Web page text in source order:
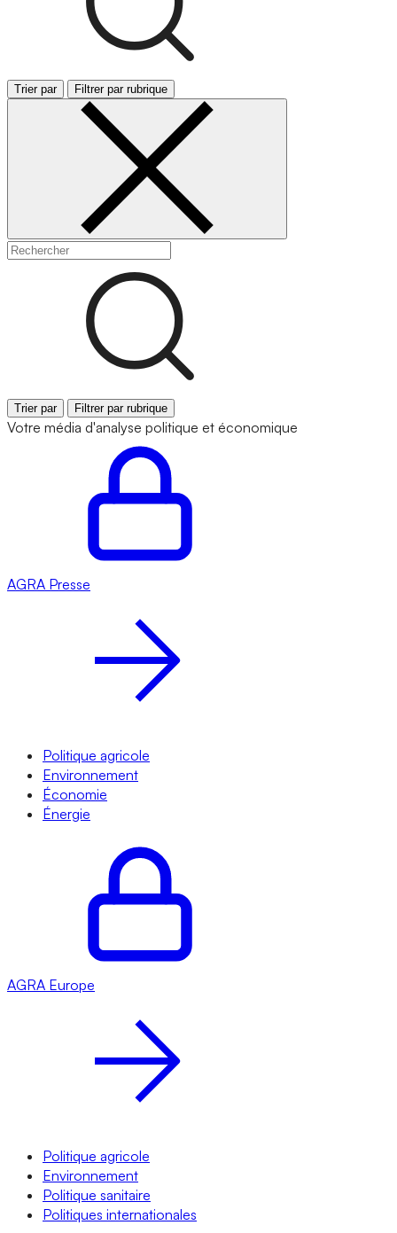
Trier par Filtrer par rubrique
Trier par Filtrer par rubrique
Votre média d'analyse politique et économique
AGRA Presse
Politique agricole
Environnement
Économie
Énergie
AGRA Europe
Politique agricole
Environnement
Politique sanitaire
Politiques internationales